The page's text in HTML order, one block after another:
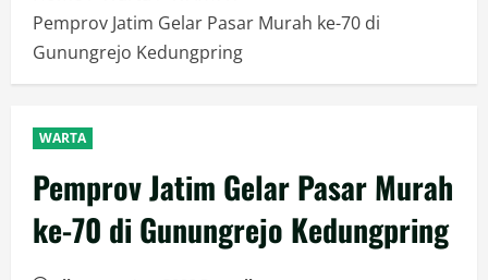
Pemprov Jatim Gelar Pasar Murah ke-70 di
Gunungrejo Kedungpring
WARTA
Pemprov Jatim Gelar Pasar Murah
ke-70 di Gunungrejo Kedungpring